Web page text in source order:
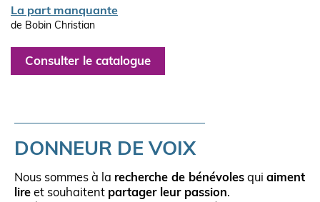
La part manquante
de Bobin Christian
Consulter le catalogue
DONNEUR DE VOIX
Nous sommes à la recherche de bénévoles qui aiment
lire et souhaitent partager leur passion.